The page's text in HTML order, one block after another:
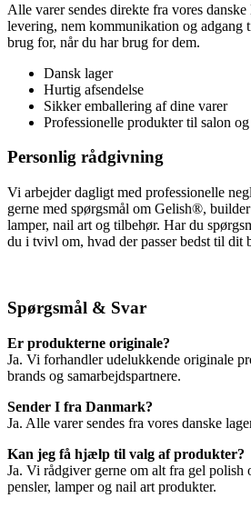
Alle varer sendes direkte fra vores
levering, nem kommunikation og adgang
brug for, når du har brug for dem.
Dansk lager
Hurtig afsendelse
Sikker emballering af dine varer
Professionelle produkter til salon
Personlig rådgivning
Vi arbejder dagligt med professionelle
gerne med spørgsmål om Gelish®,
lamper, nail art og tilbehør. Har du
du i tvivl om, hvad der passer bedst til dit
Spørgsmål & Svar
Er produkterne originale?
Ja. Vi forhandler udelukkende originale
brands og samarbejdspartnere.
Sender I fra Danmark?
Ja. Alle varer sendes fra vores danske
Kan jeg få hjælp til valg af produkter?
Ja. Vi rådgiver gerne om alt fra gel
pensler, lamper og nail art produkter.